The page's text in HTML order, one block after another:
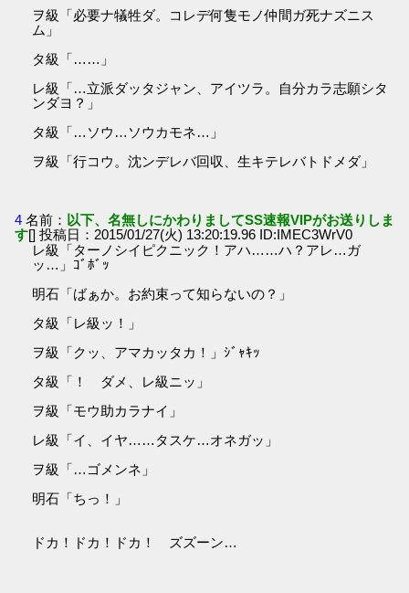
ヲ級「必要ナ犠牲ダ。コレデ何隻モノ仲間ガ死ナズニス
ム」
タ級「……」
レ級「…立派ダッタジャン、アイツラ。自分カラ志願シタ
ンダヨ？」
タ級「…ソウ…ソウカモネ…」
ヲ級「行コウ。沈ンデレバ回収、生キテレバトドメダ」
4 名前： 以下、名無しにかわりましてSS速報VIPがお送りしま
す[] 投稿日：2015/01/27(火) 13:20:19.96 ID:IMEC3WrV0
レ級「ターノシイピクニック！アハ……ハ？アレ…ガ
ッ…」ｺﾞﾎﾞｯ
明石「ばぁか。お約束って知らないの？」
タ級「レ級ッ！」
ヲ級「クッ、アマカッタカ！」ｼﾞｬｷｯ
タ級「！ ダメ、レ級ニッ」
ヲ級「モウ助カラナイ」
レ級「イ、イヤ……タスケ…オネガッ」
ヲ級「…ゴメンネ」
明石「ちっ！」
ドカ！ドカ！ドカ！ ズズーン…